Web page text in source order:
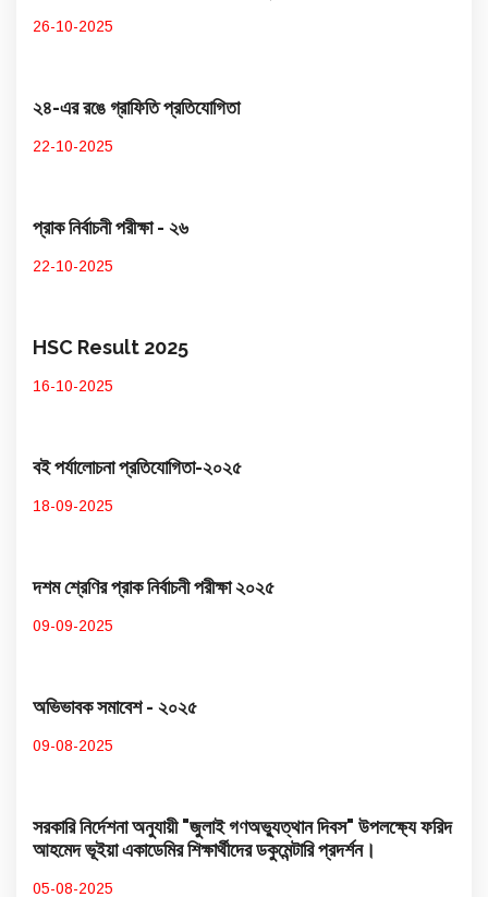
26-10-2025
২৪-এর রঙে গ্রাফিতি প্রতিযোগিতা
22-10-2025
প্রাক নির্বাচনী পরীক্ষা - ২৬
22-10-2025
HSC Result 2025
16-10-2025
বই পর্যালোচনা প্রতিযোগিতা-২০২৫
18-09-2025
দশম শ্রেণির প্রাক নির্বাচনী পরীক্ষা ২০২৫
09-09-2025
অভিভাবক সমাবেশ - ২০২৫
09-08-2025
সরকারি নির্দেশনা অনুযায়ী "জুলাই গণঅভ্যুত্থান দিবস" উপলক্ষ্যে ফরিদ
আহমেদ ভূইয়া একাডেমির শিক্ষার্থীদের ডকুমেন্টারি প্রদর্শন।
05-08-2025